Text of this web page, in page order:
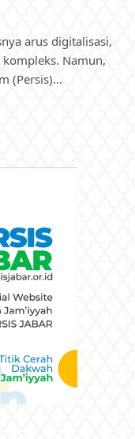
arus digitalisasi,
Namun,
(Persis)…